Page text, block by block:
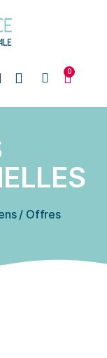
0
/ Offres